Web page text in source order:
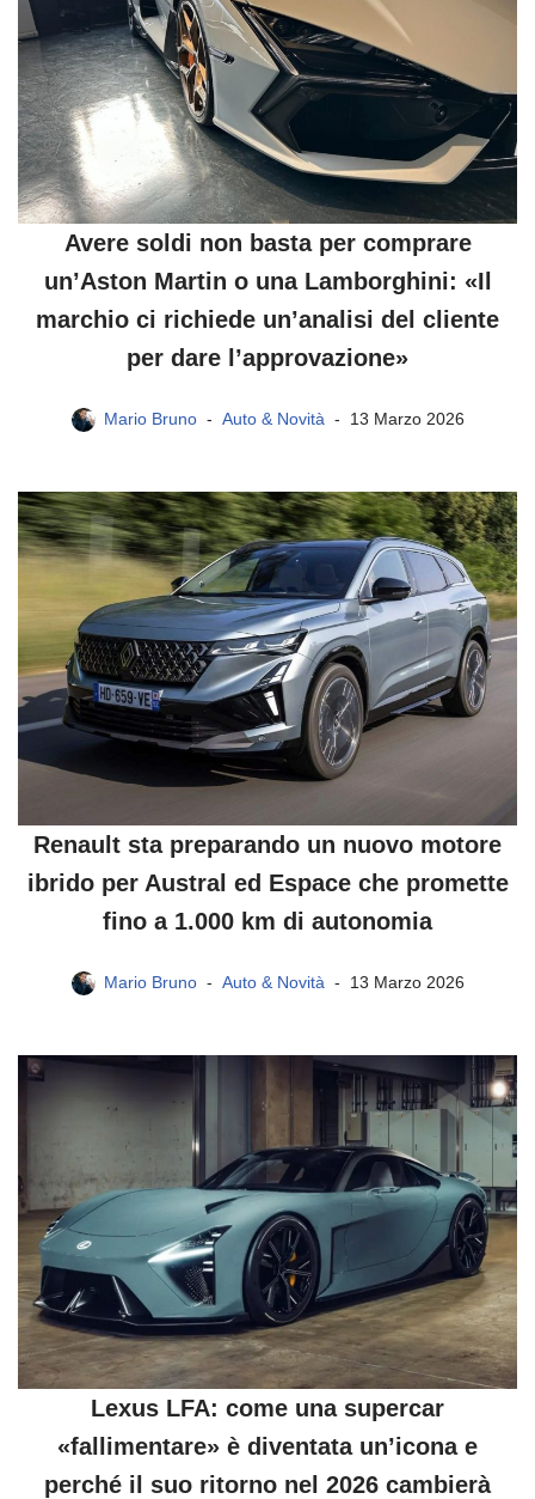
Avere soldi non basta per comprare
un’Aston Martin o una Lamborghini: «Il
marchio ci richiede un’analisi del cliente
per dare l’approvazione»
Mario Bruno Auto & Novità 13 Marzo 2026
Renault sta preparando un nuovo motore
ibrido per Austral ed Espace che promette
fino a 1.000 km di autonomia
Mario Bruno Auto & Novità 13 Marzo 2026
Lexus LFA: come una supercar
«fallimentare» è diventata un’icona e
perché il suo ritorno nel 2026 cambierà